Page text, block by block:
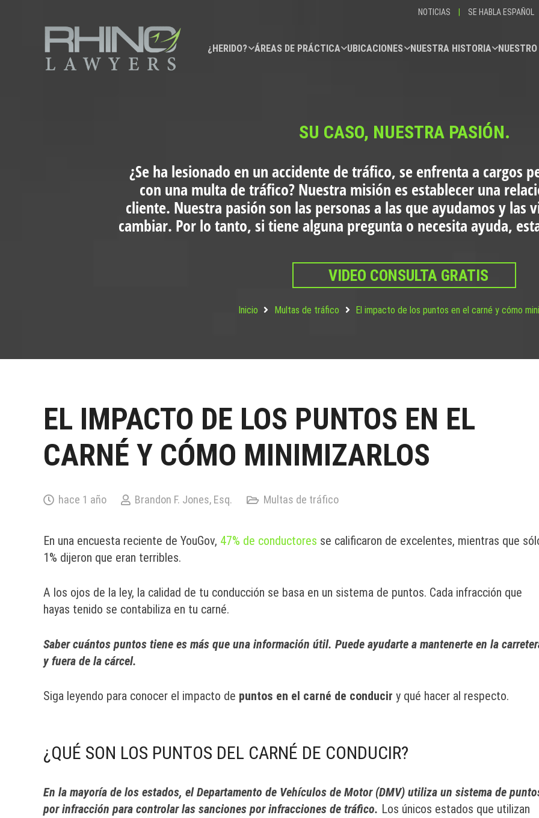
NOTICIAS | SE HABLA ESPAÑOL
¿HERIDO? ÁREAS DE PRÁCTICA UBICACIONES NUESTRA HISTORIA
SU CASO, NUESTRA PASIÓN.
¿Se ha lesionado en un accidente de tráfico, se enfrenta a cargos
con una multa de tráfico?Nuestra misión es establecer una
cliente. Nuestra pasión son las personas a las que ayudamos y las
cambiar. Por lo tanto, si tiene alguna pregunta o necesita ayuda,
VIDEO CONSULTA GRATIS
Inicio Multas de tráfico El impacto de los puntos en el carné y cómo
EL IMPACTO DE LOS PUNTOS EN EL
CARNÉ Y CÓMO MINIMIZARLOS
hace 1 año Brandon F. Jones, Esq. Multas de tráfico
En una encuesta reciente de YouGov, 47% de conductores se calificaron de excelentes, mientras que
1% dijeron que eran terribles.
A los ojos de la ley, la calidad de tu conducción se basa en un sistema de puntos. Cada infracción que
hayas tenido se contabiliza en tu carné.
Saber cuántos puntos tiene es más que una información útil. Puede ayudarte a mantenerte en la
y fuera de la cárcel.
Siga leyendo para conocer el impacto de puntos en el carné de conducir y qué hacer al respecto.
¿QUÉ SON LOS PUNTOS DEL CARNÉ DE CONDUCIR?
En la mayoría de los estados, el Departamento de Vehículos de Motor (DMV) utiliza un sistema de
por infracción para controlar las sanciones por infracciones de tráfico. Los únicos estados que utilizan